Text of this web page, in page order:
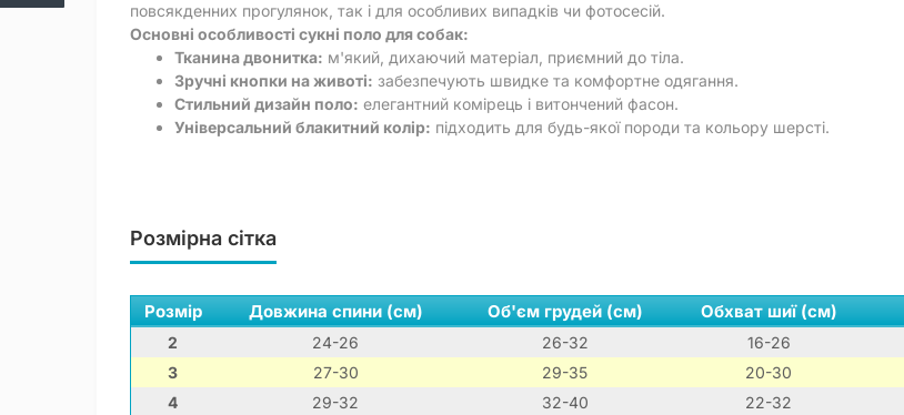
повсякденних прогулянок, так і для особливих випадків чи фотосесій.
Основні особливості сукні поло для собак:
Тканина двонитка: м'який, дихаючий матеріал, приємний до тіла.
Зручні кнопки на животі: забезпечують швидке та комфортне одягання.
Стильний дизайн поло: елегантний комірець і витончений фасон.
Універсальний блакитний колір: підходить для будь-якої породи та кольору шерсті.
Розмірна сітка
Розмір Довжина спини (см) Об'єм грудей (см) Обхват шиї (см)
2 24-26 26-32 16-26
3
27-30 29-35 20-30
4
29-32 32-40 22-32